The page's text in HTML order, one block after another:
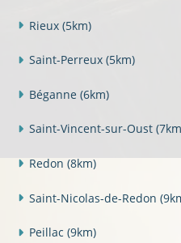
Rieux (5km)
Saint-Perreux (5km)
Béganne (6km)
Saint-Vincent-sur-Oust
Redon (8km)
Saint-Nicolas-de-Redon
Peillac (9km)